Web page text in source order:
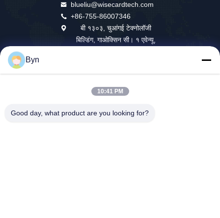
blueliu@wisecardtech.com
+86-755-86007346
बी १३०३, चुआंगई टेक्नोलॉजी
बिल्डिंग, गाओक्सिन सी। १ एवेन्यू,
चीन अच्छा गुणवत्ता स्मार्ट कार्ड समाधान आपूर्तिकर्ता। कॉपीराइट © 2026 Wisecard
Technology Co., Ltd. . सब सभी अधिकार सुरक्षित.
Byn
10:41 PM
Good day, what product are you looking for?